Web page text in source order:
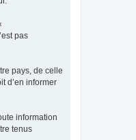
pas
pays, de celle
d’en informer
information
tenus